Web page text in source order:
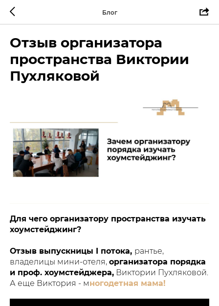
Блог
Отзыв организатора
пространства Виктории
Пухляковой
Для чего организатору пространства изучать
хоумстейджинг?
Отзыв выпускницы I потока, рантье,
владелицы мини-отеля, организатора порядка
и проф. хоумстейджера, Виктории Пухляковой.
А еще Виктория - многодетная мама!